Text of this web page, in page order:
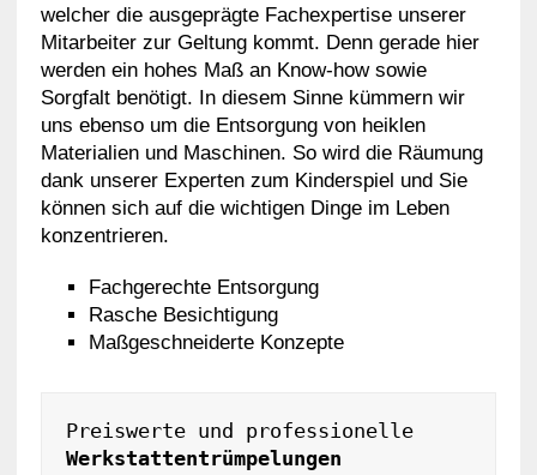
welcher die ausgeprägte Fachexpertise unserer
Mitarbeiter zur Geltung kommt. Denn gerade hier
werden ein hohes Maß an Know-how sowie
Sorgfalt benötigt. In diesem Sinne kümmern wir
uns ebenso um die Entsorgung von heiklen
Materialien und Maschinen. So wird die Räumung
dank unserer Experten zum Kinderspiel und Sie
können sich auf die wichtigen Dinge im Leben
konzentrieren.
Fachgerechte Entsorgung
Rasche Besichtigung
Maßgeschneiderte Konzepte
Preiswerte und professionelle
Werkstattentrümpelungen